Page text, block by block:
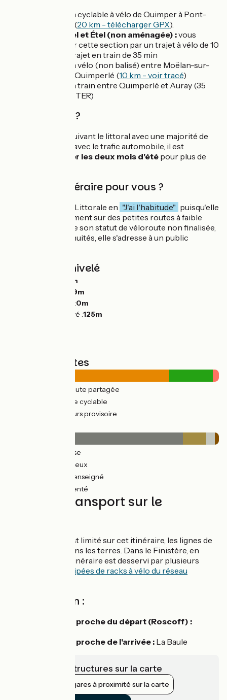
Liaison cyclable à vélo de Quimper à Pont-
l'Abbé (20 km - télécharger GPX).
Entre Guidel et Étel (non aménagée) :vous
pouvez relier cette section par un trajet à vélo de 10
km puis un trajet en train de 35 min
Trajet à vélo (non balisé) entre Moëlan-sur-
Mer et Quimperlé (10 km - voir tracé)
Liaison train entre Quimperlé et Auray (35
min en TER)
Quand partir ?
Cette véloroute suivant le littoral avec une majorité de
routes partagées avec le trafic automobile, il est
éviter les deux mois d'été pour plus de
Est-ce un itinéraire pour vous ?
Nous classons La Littorale en "J'ai l'habitude" puisqu'elle
évolue principalement sur des petites routes à faible
trafic. Au regard de son statut de véloroute non finalisée,
avec ses discontinuités, elle s'adresse à un public
Pentes et dénivelé
2610m
2639m
Point le plus bas :0m
Point le plus élevé :125m
Types de routes
(78%) Route partagée
(21%) Voie cyclable
(3%) Parcours provisoire
(83%) Lisse
(11%) Rugueux
(4%) Non renseigné
(2%) Accidenté
Trains et transport sur le
L'accès en train est limité sur cet itinéraire, les lignes de
train étant plus dans les terres. Dans le Finistère, en
saison estivale, l’itinéraire est desservi par plusieurs
lignes de cars équipées de racks à vélo du réseau
Accès en train :
Gare la plus proche du départ (Roscoff) :
Gare la plus proche de l'arrivée : La Baule
Voir les infrastructures sur la carte
Afficher les gares à proximité sur la carte